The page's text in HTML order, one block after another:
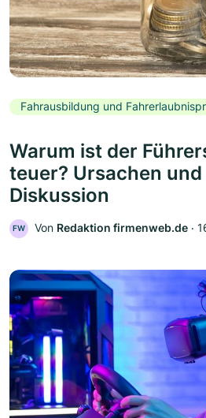
Fahrausbildung und
Warum ist der
teuer? Ursachen
Diskussion
FW Von Redaktion firmenweb.de ‧